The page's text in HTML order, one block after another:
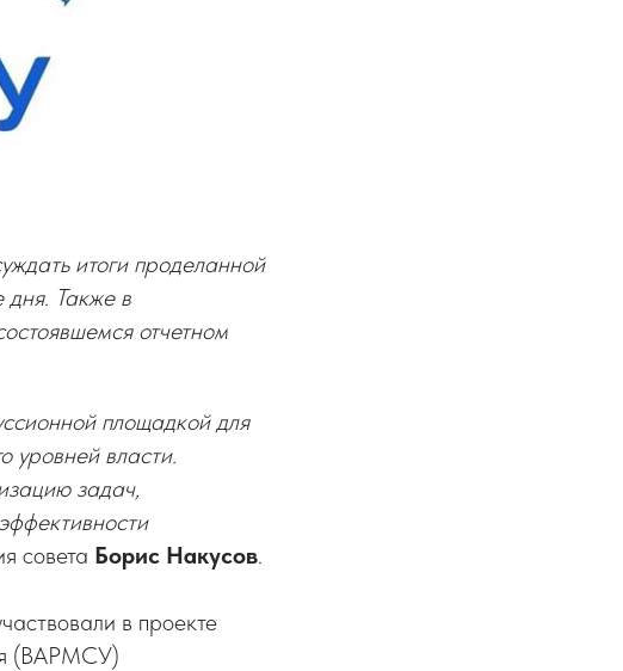
итоги проделанной
дня. Также в
отчетном
площадкой для
уровней власти.
задач,
совета Борис Накусов.
в проекте
(ВАРМСУ)